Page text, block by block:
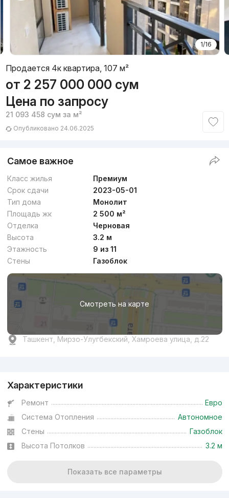
1/16
Продается 4к квартира, 107 м²
от 2 257 000 000 сум
Цена по запросу
21 093 458 сум за м²
Опубликовано 24.06.2025
Самое важное
Класс жилья
Премиум
Срок сдачи
2023-05-01
Тип дома
Монолит
Площадь жк
2 500 м²
Отделка
Черновая
Высота
3.2 м
Этажность
9 из 11
Стены
Газоблок
Смотреть на карте
Ташкент, Мирзо-Улугбекский, Хамроева улица, д.22
Характеристики
Ремонт
Евро
Система Отопления
Автономное
Стены
Газоблок
Высота Потолков
3.2 м
Показать все параметры